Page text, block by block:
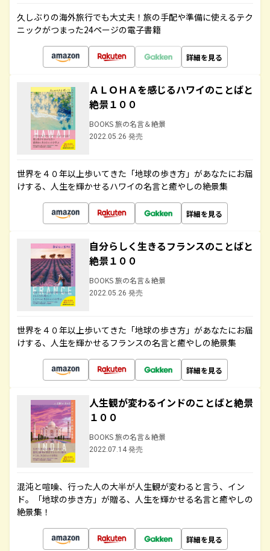
久しぶりの海外旅行でも大丈夫！旅の手配や準備に使えるテク
ニックがつまった24ページの電子書籍
詳細を見る
ＡＬＯＨＡを感じるハワイのことばと
絶景１００
BOOKS 旅の名言＆絶景
2022.05.26 発売
世界を４０年以上歩いてきた「地球の歩き方」があなたにお届
けする、人生を輝かせるハワイの名言と癒やしの絶景集
詳細を見る
自分らしく生きるフランスのことばと
絶景１００
BOOKS 旅の名言＆絶景
2022.05.26 発売
世界を４０年以上歩いてきた「地球の歩き方」があなたにお届
けする、人生を輝かせるフランスの名言と癒やしの絶景集
詳細を見る
人生観が変わるインドのことばと絶景
１００
BOOKS 旅の名言＆絶景
2022.07.14 発売
混沌と喧噪、行った人の大半が人生観が変わると言う、イン
ド。「地球の歩き方」が贈る、人生を輝かせる名言と癒やしの
絶景集！
詳細を見る